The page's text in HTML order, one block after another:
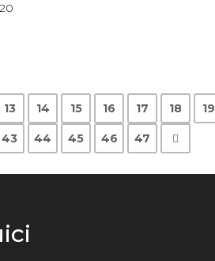
13 14 15 16 17 18 19
43 44 45 46 47